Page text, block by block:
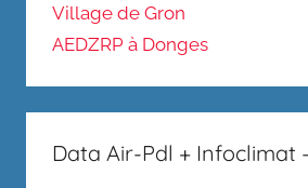
Village de Gron
AEDZRP à Donges
Data Air-Pdl + Infoclimat